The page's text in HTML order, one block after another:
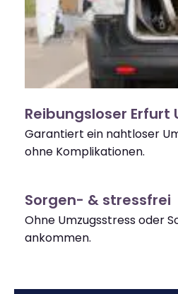
Reibungsloser Erfurt
Garantiert ein nahtloser
ohne Komplikationen.
Sorgen- & stressfrei
Ohne Umzugsstress oder
ankommen.